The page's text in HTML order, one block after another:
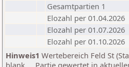
Gesamtpartien 1
Elozahl per 01.04.2026
Elozahl per 01.07.2026
Elozahl per 01.10.2026
Hinweis1 Wertebereich Feld St
blank ... Partie gewertet in